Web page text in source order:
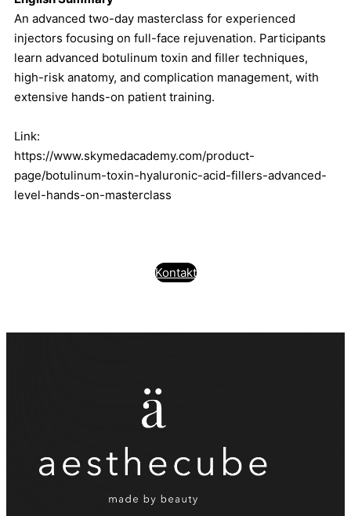
An advanced two-day masterclass for experienced
injectors focusing on full-face rejuvenation. Participants
learn advanced botulinum toxin and filler techniques,
high-risk anatomy, and complication management, with
extensive hands-on patient training.
Link:
https://www.skymedacademy.com/product-
page/botulinum-toxin-hyaluronic-acid-fillers-advanced-
level-hands-on-masterclass
Kontakt